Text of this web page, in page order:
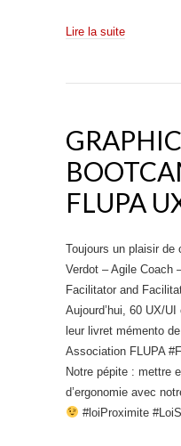
Lire la suite
GRAPHIC
FLUPA
‪Toujours un plaisir de
Verdot – Agile Coach
Facilitator and
Aujourd’hui, 60 UX/
leur livret mémento
Association FLUPA
Notre pépite : mettre
d’ergonomie avec
#loiProximite